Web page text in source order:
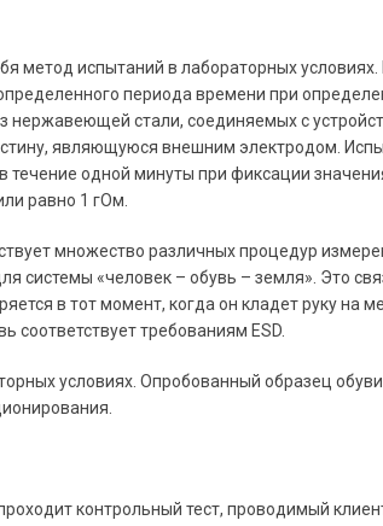
метод испытаний в лабораторных условиях.
периода времени при
нержавеющей стали, соединяемых с
являющуюся внешним электродом.
одной минуты при фиксации
равно 1 гОм.
множество различных процедур
системы «человек – обувь – земля». Это
в тот момент, когда он кладет руку на
соответствует требованиям ESD.
условиях. Опробованный образец
контрольный тест, проводимый